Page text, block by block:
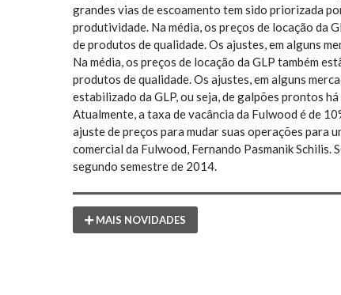
grandes vias de escoamento tem sido priorizada
produtividade. Na média, os preços de locação da
de produtos de qualidade. Os ajustes, em alguns
Na média, os preços de locação da GLP também
produtos de qualidade. Os ajustes, em alguns
estabilizado da GLP, ou seja, de galpões prontos
Atualmente, a taxa de vacância da Fulwood é de
ajuste de preços para mudar suas operações para
comercial da Fulwood, Fernando Pasmanik Schilis.
segundo semestre de 2014.
MAIS NOVIDADES